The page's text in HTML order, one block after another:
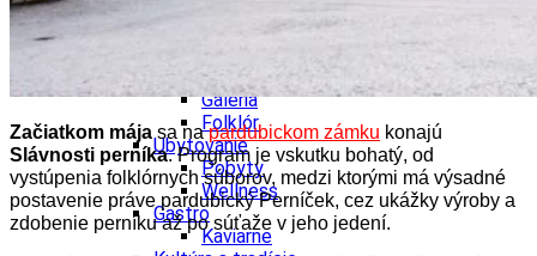
Podujatia
Výstava
Galéria
Folklór
Ubytovanie
Pobyty
Wellness
Gastro
Kaviarne
Začiatkom mája sa napardubickom zámku konajú
Slávnosti perníka. Program je vskutku bohatý, od
vystúpenia folklórnych súborov, medzi ktorými má výsadné
postavenie práve pardubický Perníček, cez ukážky výroby a
zdobenie perníku až po súťaže v jeho jedení.